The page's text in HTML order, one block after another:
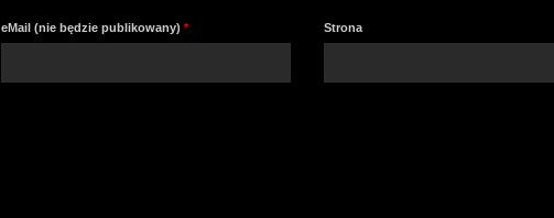
eMail (nie będzie publikowany)* Strona